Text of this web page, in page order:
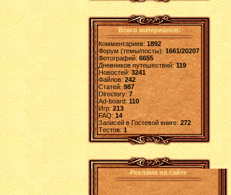
Всего материалов:
Комментариев: 1892
Форум (темы/посты):1661/20207
Фотографий:6655
Дневников путешествий:119
Новостей:3241
Файлов: 242
Статей:987
Directory: 7
Ad-board:110
Игр: 213
FAQ:14
Записей в Гостевой книге:272
Tестов: 1
Реклама на сайте